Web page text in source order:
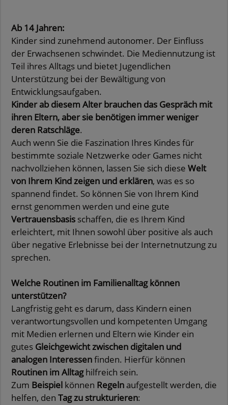
Ab 14 Jahren:
Kinder sind zunehmend autonomer. Der Einfluss
der Erwachsenen schwindet. Die Mediennutzung ist
Teil ihres Alltags und bietet Jugendlichen
Unterstützung bei der Bewältigung von
Entwicklungsaufgaben.
Kinder ab diesem Alter brauchen das Gespräch mit
ihren Eltern, aber sie benötigen immer weniger
deren Ratschläge.
Auch wenn Sie die Faszination Ihres Kindes für
bestimmte soziale Netzwerke oder Games nicht
nachvollziehen können, lassen Sie sich diese Welt
von Ihrem Kind zeigen und erklären, was es so
spannend findet. So können Sie von Ihrem Kind
ernst genommen werden und eine gute
Vertrauensbasis schaffen, die es Ihrem Kind
erleichtert, mit Ihnen sowohl über positive als auch
über negative Erlebnisse bei der Internetnutzung zu
sprechen.
Welche Routinen im Familienalltag können
unterstützen?
Langfristig geht es darum, dass Kindern einen
verantwortungsvollen und kompetenten Umgang
mit Medien erlernen und Eltern wie Kinder ein
gutes Gleichgewicht zwischen digitalen und
analogen Interessenfinden. Hierfür können
Routinen im Alltaghilfreich sein.
Zum Beispiel können Regeln aufgestellt werden, die
helfen, den Tag zu strukturieren: